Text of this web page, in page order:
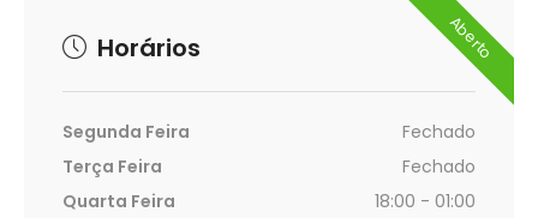
Aberto
Horários
Segunda Feira
Fechado
Terça Feira
Fechado
Quarta Feira
18:00 - 01:00